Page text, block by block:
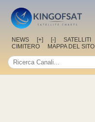
NEWS [+] [-] SATELLITI
CIMITERO
MAPPA DEL SITO